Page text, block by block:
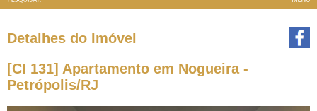
Detalhes do Imóvel
[CI 131] Apartamento em Nogueira -
Petrópolis/RJ